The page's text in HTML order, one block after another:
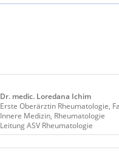
Dr. medic. Loredana Ichim
Erste Oberärztin Rheumatologie,
Innere Medizin, Rheumatologie
Leitung ASV Rheumatologie